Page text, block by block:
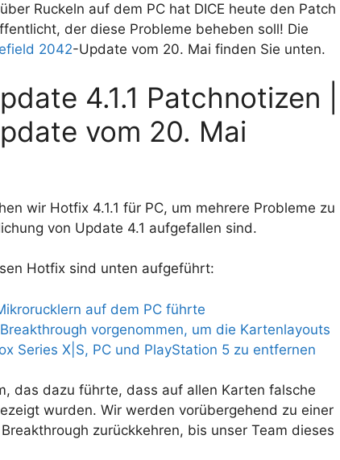
Ruckeln auf dem PC hat DICE heute den Patch
der diese Probleme beheben soll! Die
2042-Update vom 20. Mai finden Sie unten.
4.1.1 Patchnotizen |
vom 20. Mai
wir Hotfix 4.1.1 für PC, um mehrere Probleme zu
von Update 4.1 aufgefallen sind.
Hotfix sind unten aufgeführt:
auf dem PC führte
vorgenommen, um die Kartenlayouts
Series X|S, PC und PlayStation 5 zu entfernen
das dazu führte, dass auf allen Karten falsche
wurden. Wir werden vorübergehend zu einer
zurückkehren, bis unser Team dieses